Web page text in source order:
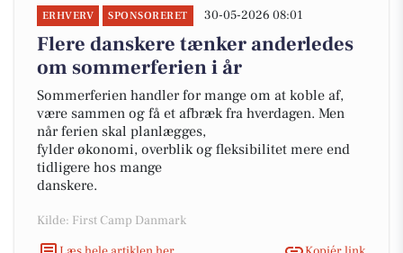
ERHVERV SPONSORERET 30-05-2026 08:01
Flere danskere tænker anderledes
om sommerferien i år
Sommerferien handler for mange om at koble af,
være sammen og få et afbræk fra hverdagen. Men
når ferien skal planlægges,
fylder økonomi, overblik og fleksibilitet mere end
tidligere hos mange
danskere.
Kilde: First Camp Danmark